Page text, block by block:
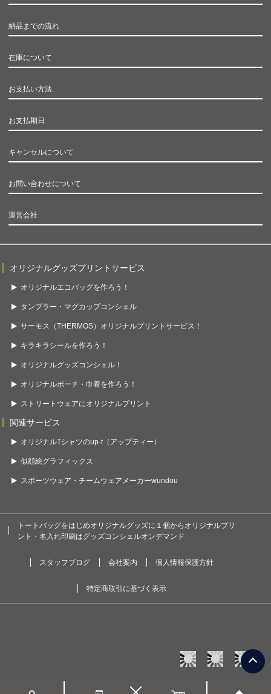
納品までの流れ
在庫について
お支払い方法
お支払期日
キャンセルについて
お問い合わせについて
運営会社
オリジナルグッズプリントサービス
オリジナルエコバッグを作ろう！
タンブラー・マグカップコンシェル
サーモス（THERMOS）オリジナルプリントサービス！
キラキラシールを作ろう！
オリジナルグッズコンシェル！
オリジナルポーチ・巾着を作ろう！
ストリートウェアにオリジナルプリント
関連サービス
オリジナルTシャツのup-t（アップティー）
似顔絵グラフィックス
スポーツウェア・チームウェアメーカーwundou
トートバッグをはじめオリジナルグッズに１個からオリジナルプリ
ント・名入れ印刷はグッズコンシェルオンデマンド
スタッフブログ 会社案内 個人情報保護方針
特定商取引に基づく表示